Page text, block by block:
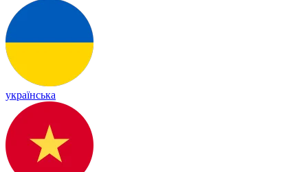
українська